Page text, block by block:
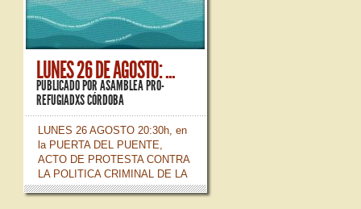
LUNES 26 DE AGOSTO: ...
PUBLICADO PORASAMBLEA PRO-
REFUGIADXS CÓRDOBA
LUNES 26 AGOSTO 20:30h, en
la PUERTA DEL PUENTE,
ACTO DE PROTESTA CONTRA
LA POLITICA CRIMINAL DE LA
UE Desde la ASAMBLEA PRO-